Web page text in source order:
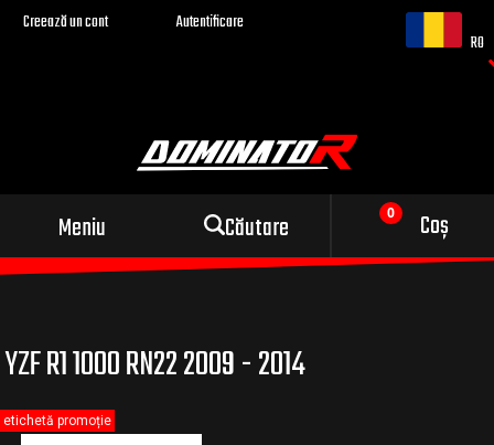
Creează un cont
Autentificare
RO
Meniu Căutare Coș
Evacuare sport pentru
motocicleta ta
YZF R1 1000 RN22 2009 - 2014
etichetă promoție